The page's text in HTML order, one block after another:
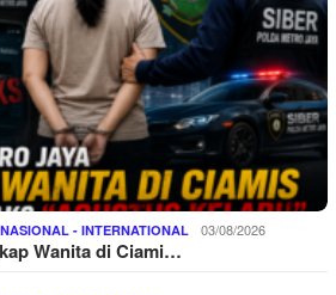
NASIONAL - INTERNATIONAL 03/08/2026
Wanita di Ciami…